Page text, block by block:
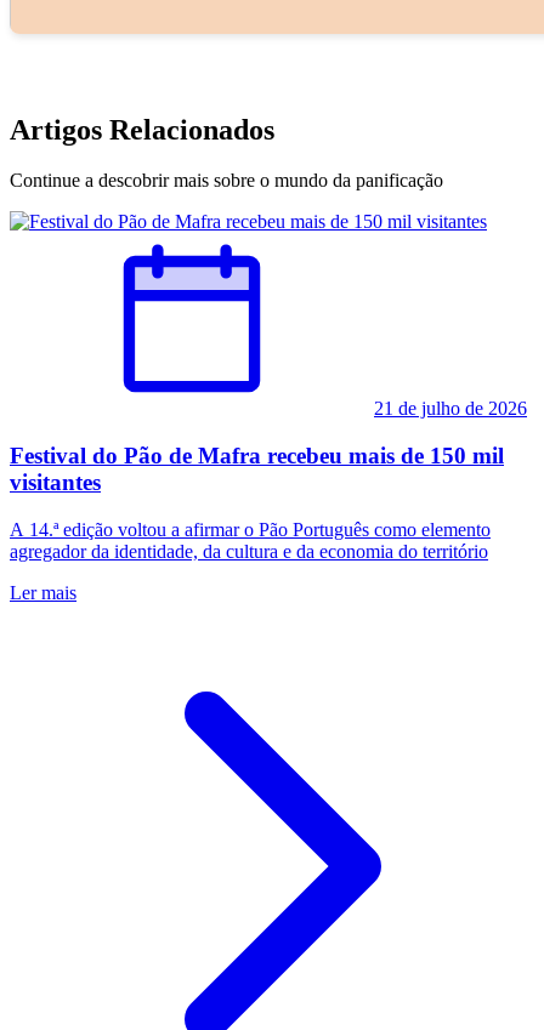
Artigos Relacionados
Continue a descobrir mais sobre o mundo da panificação
21 de julho de 2026
Festival do Pão de Mafra recebeu mais de 150 mil
visitantes
A 14.ª edição voltou a afirmar o Pão Português como elemento
agregador da identidade, da cultura e da economia do território
Ler mais